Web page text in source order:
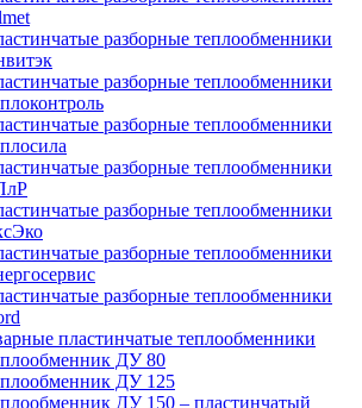
разборные теплообменники
разборные теплообменники
разборные теплообменники
разборные теплообменники
разборные теплообменники
разборные теплообменники
разборные теплообменники
пластинчатые теплообменники
ДУ 80
ДУ 125
ДУ 150 – пластинчатый